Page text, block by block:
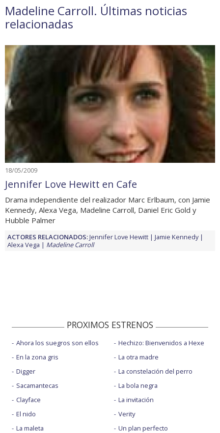
Madeline Carroll. Últimas noticias
relacionadas
18/05/2009
Jennifer Love Hewitt en Cafe
Drama independiente del realizador Marc Erlbaum, con Jamie
Kennedy, Alexa Vega, Madeline Carroll, Daniel Eric Gold y
Hubble Palmer
ACTORES RELACIONADOS:Jennifer Love Hewitt
Jamie Kennedy
Alexa Vega
Madeline Carroll
PROXIMOS ESTRENOS
Ahora los suegros son ellos
En la zona gris
Digger
Sacamantecas
Clayface
El nido
La maleta
Hechizo: Bienvenidos a Hexe
La otra madre
La constelación del perro
La bola negra
La invitación
Verity
Un plan perfecto